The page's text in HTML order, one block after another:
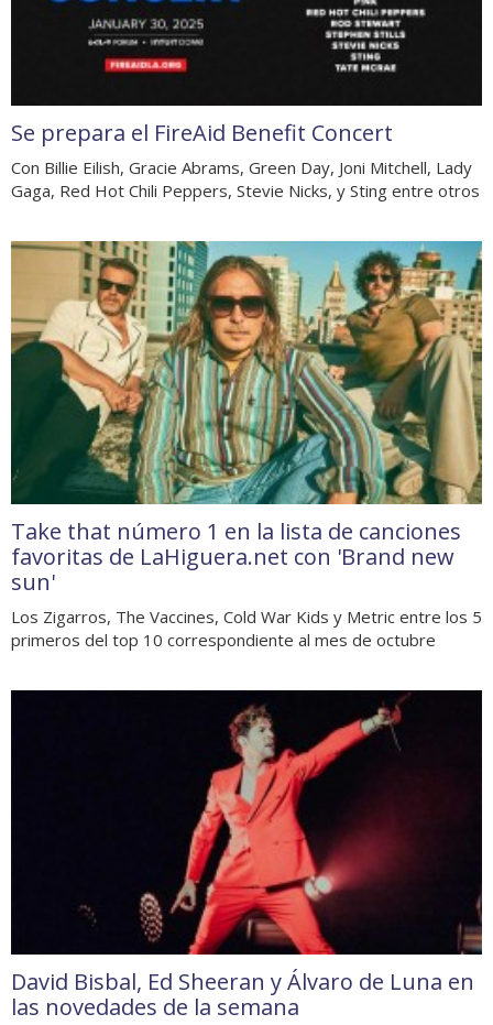
Se prepara el FireAid Benefit Concert
Con Billie Eilish, Gracie Abrams, Green Day, Joni Mitchell, Lady
Gaga, Red Hot Chili Peppers, Stevie Nicks, y Sting entre otros
Take that número 1 en la lista de canciones
favoritas de LaHiguera.net con 'Brand new
sun'
Los Zigarros, The Vaccines, Cold War Kids y Metric entre los 5
primeros del top 10 correspondiente al mes de octubre
David Bisbal, Ed Sheeran y Álvaro de Luna en
las novedades de la semana